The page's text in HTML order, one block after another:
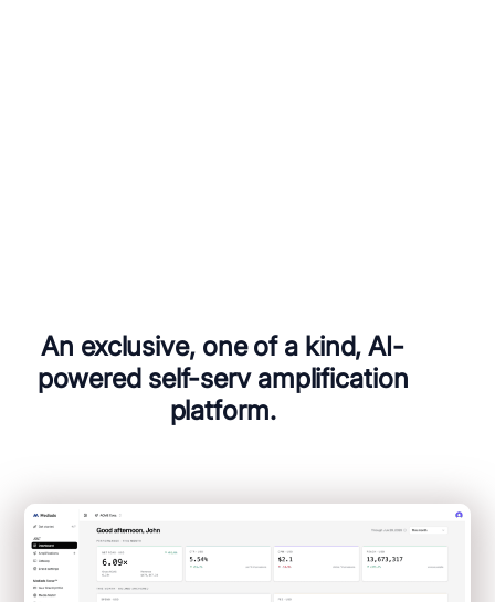
An exclusive, one of a kind, AI-
powered self-serv amplification
platform.